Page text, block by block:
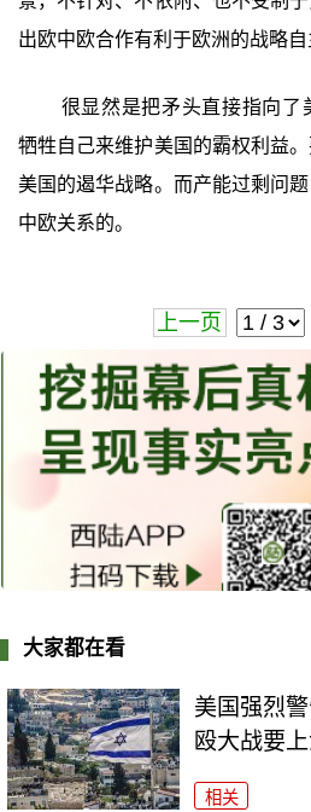
出欧中欧合作有利于欧洲的战略自
很显然是把矛头直接指向了
牺牲自己来维护美国的霸权利益
美国的遏华战略。而产能过剩问
中欧关系的。
上一页
大家都在看
美国强烈
殴大战要
相关